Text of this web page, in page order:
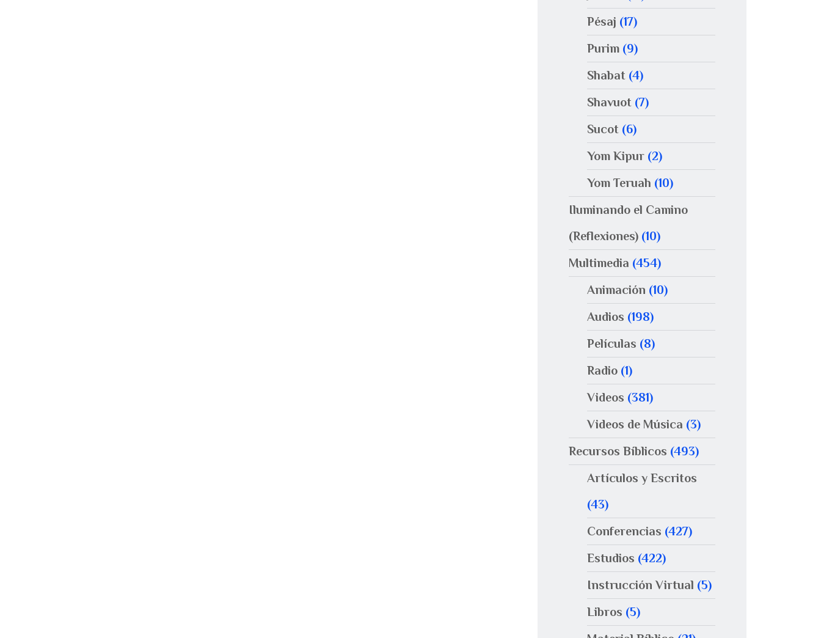
Pésaj (17)
Purim (9)
Shabat (4)
Shavuot (7)
Sucot (6)
Yom Kipur (2)
Yom Teruah (10)
Iluminando el Camino
(Reflexiones) (10)
Multimedia (454)
Animación (10)
Audios (198)
Películas (8)
Radio (1)
Videos (381)
Videos de Música (3)
Recursos Bíblicos (493)
Artículos y Escritos
(43)
Conferencias (427)
Estudios (422)
Instrucción Virtual (5)
Libros (5)